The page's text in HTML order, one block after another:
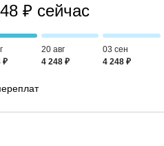
₽ сейчас
₽
20 авг
4 248 ₽
03 сен
4 248 ₽